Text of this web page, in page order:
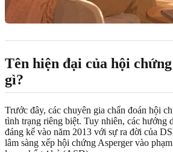
Tên hiện đại của hội
gì?
Trước đây, các chuyên gia chẩn đoán hội
tình trạng riêng biệt. Tuy nhiên, các hướng
đáng kể vào năm 2013 với sự ra đời của
lâm sàng xếp hội chứng Asperger vào